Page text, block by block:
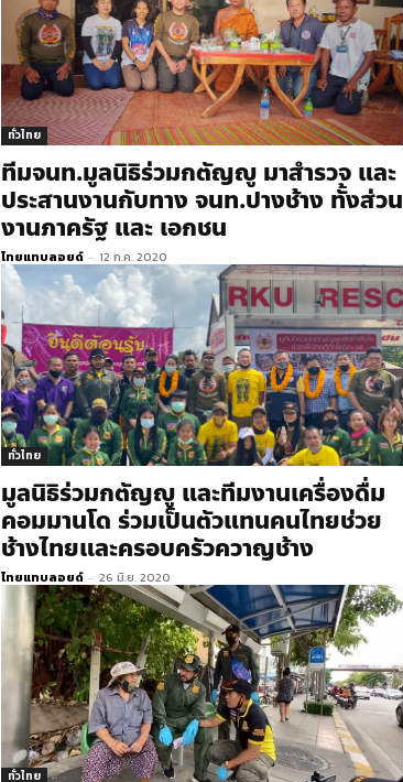
ทั่วไทย
ทีมจนท.มูลนิธิร่วมกตัญญู มาสำรวจ และ
ประสานงานกับทาง จนท.ปางช้าง ทั้งส่วน
งานภาครัฐ และ เอกชน
ไทยแทบลอยด์ - 12 ก.ค. 2020
ทั่วไทย
มูลนิธิร่วมกตัญญู​ และทีมงานเครื่องดื่ม
คอมมานโด ร่วมเป็นตัวแทนคนไทยช่วย
ช้างไทยและครอบครัวควาญช้าง
ไทยแทบลอยด์ - 26 มิ.ย. 2020
ทั่วไทย